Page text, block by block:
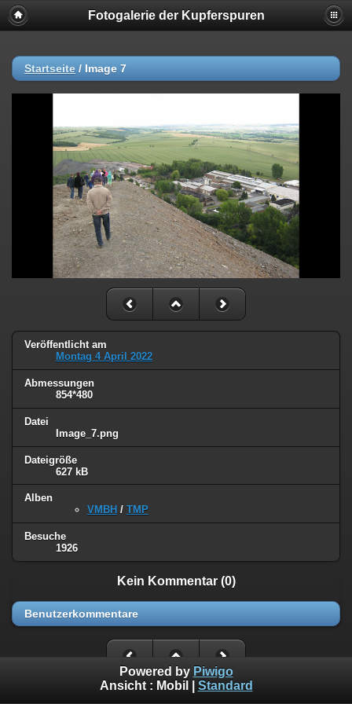
Fotogalerie der Kupferspuren
Startseite / Image 7
Veröffentlicht am
Montag 4 April 2022
Abmessungen
854*480
Datei
Image_7.png
Dateigröße
627 kB
Alben
VMBH / TMP
Besuche
1926
Kein Kommentar (0)
Benutzerkommentare
Powered by Piwigo
Ansicht : Mobil Standard